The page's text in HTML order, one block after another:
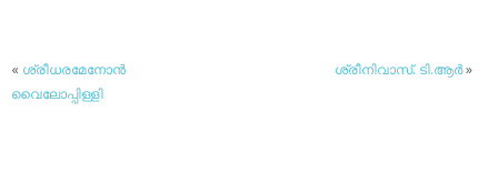
« ശ്രീധരമേനോന്‍
വൈലോപ്പിള്ളി
ശ്രീനിവാസ്. ടി.ആര്‍»